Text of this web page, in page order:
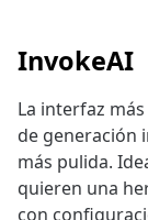
InvokeAI
La interfaz
de generación
más pulida.
quieren una
con